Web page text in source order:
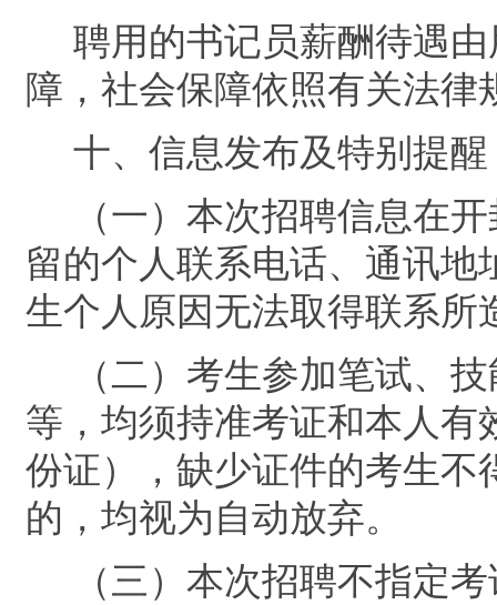
聘用的书记员薪酬待遇
障， 社会保障依照有关法律
十、 信息发布及特别提醒
（一） 本次招聘信息在
留的个人联系电话、通讯
生个人原因无法取得联系所
（二）考生参加笔试、
等，均须持准考证和本人有
份证）
， 缺少证件的考生不
的，均视为自动放弃。
（三） 本次招聘不指定